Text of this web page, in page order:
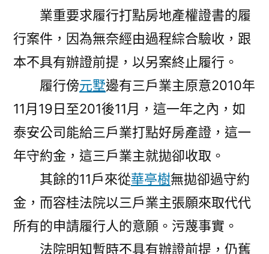
業重要求履行打點房地產權證書的履
行案件，因為無奈經由過程綜合驗收，跟
本不具有辦證前提，以另案終止履行。
履行傍元墅邊有三戶業主原意2010年
11月19日至201後11月，這一年之內，如
泰安公司能給三戶業打點好房產證，這一
年守約金，這三戶業主就拋卻收取。
其餘的11戶來從華亭樹無拋卻過守約
金，而容桂法院以三戶業主張願來取代代
所有的申請履行人的意願。污蔑事實。
法院明知暫時不具有辦證前提，仍舊